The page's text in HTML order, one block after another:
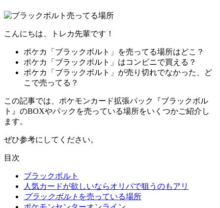
こんにちは、トレカ先輩です！
ポケカ「ブラックボルト」を売ってる場所はどこ？
ポケカ「ブラックボルト」はコンビニで買える？
ポケカ「ブラックボルト」が売り切れでなかった、ど
こで売ってる？
この記事では、ポケモンカード拡張パック『ブラックボル
ト』のBOXやパックを売っている場所をいくつかご紹介し
ます。
ぜひ参考にしてください。
目次
ブラックボルト
人気カードが欲しいならオリパで狙うのもアリ
ブラックボルト を売っている場所